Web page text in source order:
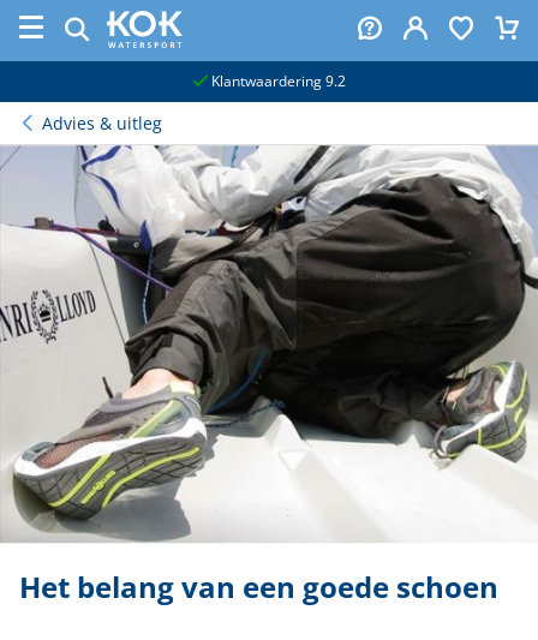
Klantwaardering 9.2
Advies & uitleg
Het belang van een goede schoen